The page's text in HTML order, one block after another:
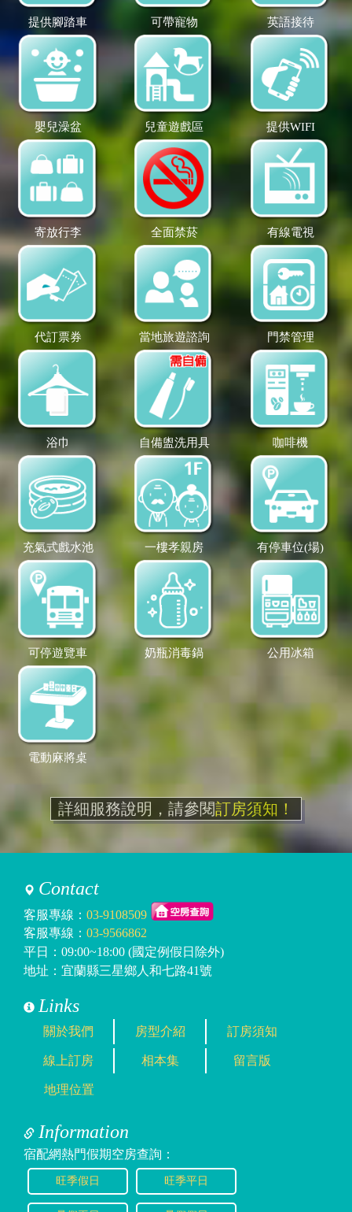
提供腳踏車 可帶寵物 英語接待
嬰兒澡盆 兒童遊戲區 提供WIFI
寄放行李 全面禁菸 有線電視
代訂票券 當地旅遊諮詢 門禁管理
浴巾 自備盥洗用具 咖啡機
充氣式戲水池 一樓孝親房 有停車位(場)
可停遊覽車 奶瓶消毒鍋 公用冰箱
電動麻將桌
詳細服務說明，請參閱訂房須知！
Contact
客服專線： 03-9108509
客服專線： 03-9566862
平日：09:00~18:00 (國定例假日除外)
地址：宜蘭縣三星鄉人和七路41號
Links
關於我們 房型介紹 訂房須知
線上訂房 相本集 留言版
地理位置
Information
宿配網熱門假期空房查詢：
旺季假日 旺季平日